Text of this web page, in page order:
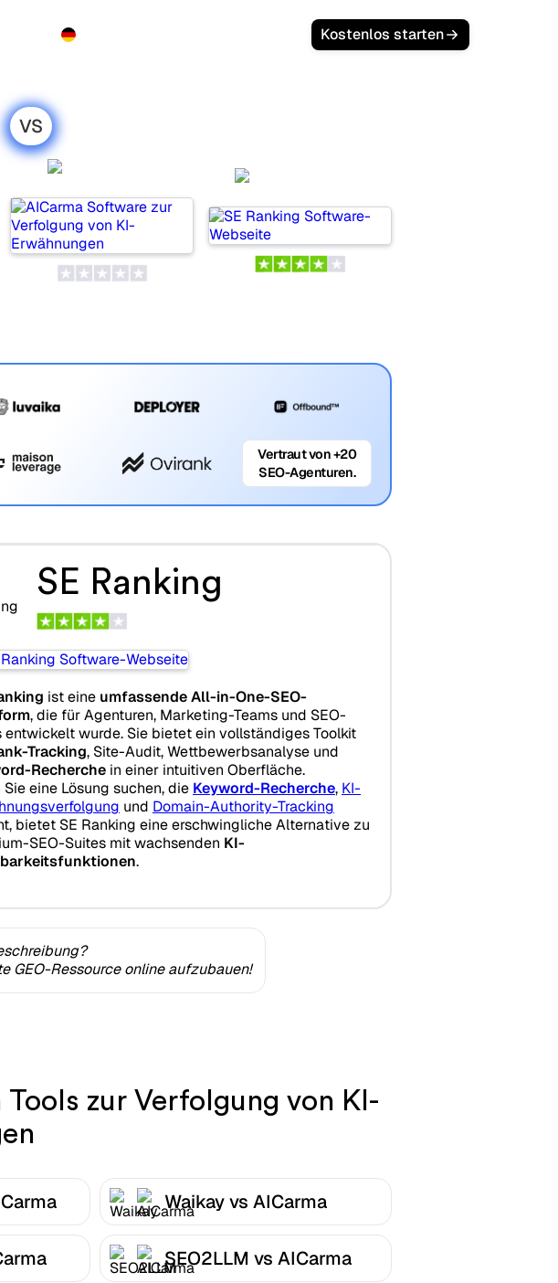
Kostenlos starten
VS
Vertraut von +20
SEO-Agenturen.
SE Ranking
ist eine umfassende All-in-One-SEO-
, die für Agenturen, Marketing-Teams und SEO-
entwickelt wurde. Sie bietet ein vollständiges Toolkit
Tracking, Site-Audit, Wettbewerbsanalyse und
Recherche in einer intuitiven Oberfläche.
Sie eine Lösung suchen, die Keyword-Recherche, KI-
und Domain-Authority-Tracking
bietet SE Ranking eine erschwingliche Alternative zu
SEO-Suites mit wachsenden KI-
.
GEO-Ressource online aufzubauen!
zur Verfolgung von KI-
Waikay vs AICarma
SEO2LLM vs AICarma